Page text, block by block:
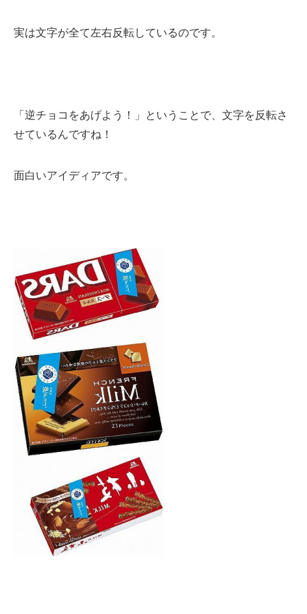
実は文字が全て左右反転しているのです。
「逆チョコをあげよう！」ということで、文字を反転さ
せているんですね！
面白いアイディアです。